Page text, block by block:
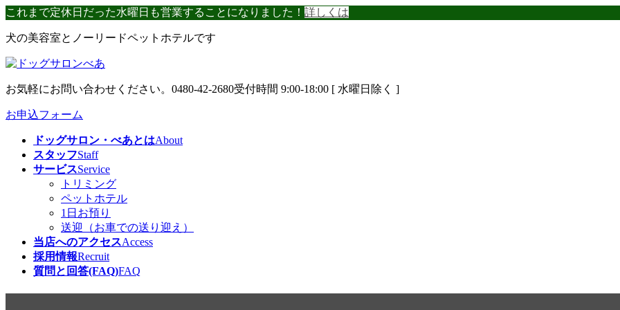
コ
テ
ン
ツ
へ
ス
キ
ナ
ゲ
ー
シ
ョ
ン
に
これまで定休日だった水曜日も営業することになりました！ 詳しくは
犬の美容室とノーリードペットホテルです
お気軽にお問い合わせください。 0480-42-2680受付時間 9:00-18:00 [ 水曜日除く ]
お申込フォーム
ドッグサロン・べあとはAbout
スタッフStaff
サービスService
トリミング
ペットホテル
1日お預り
送迎（お車での送り迎え）
当店へのアクセスAccess
採用情報Recruit
質問と回答(FAQ)FAQ